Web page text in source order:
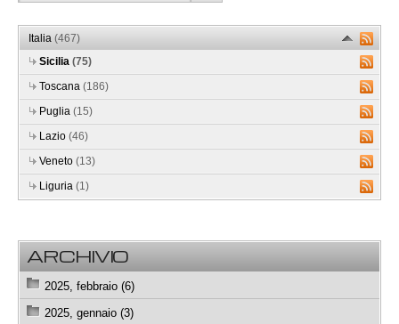
Italia (467)
Sicilia (75)
Toscana (186)
Puglia (15)
Lazio (46)
Veneto (13)
Liguria (1)
ARCHIVIO
2025, febbraio (6)
2025, gennaio (3)